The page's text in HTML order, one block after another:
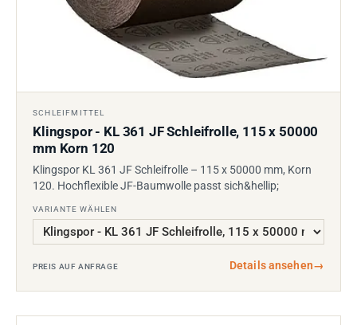
SCHLEIFMITTEL
Klingspor - KL 361 JF Schleifrolle, 115 x 50000
mm Korn 120
Klingspor KL 361 JF Schleifrolle – 115 x 50000 mm, Korn
120. Hochflexible JF-Baumwolle passt sich&hellip;
VARIANTE WÄHLEN
PREIS AUF ANFRAGE Details ansehen→